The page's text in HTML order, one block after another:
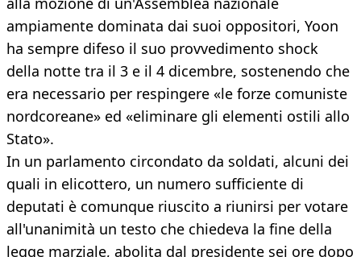
ampiamente dominata dai suoi oppositori, Yoon
ha sempre difeso il suo provvedimento shock
della notte tra il 3 e il 4 dicembre, sostenendo che
era necessario per respingere «le forze comuniste
nordcoreane» ed «eliminare gli elementi ostili allo
Stato».
In un parlamento circondato da soldati, alcuni dei
quali in elicottero, un numero sufficiente di
deputati è comunque riuscito a riunirsi per votare
all'unanimità un testo che chiedeva la fine della
legge marziale, abolita dal presidente sei ore dopo